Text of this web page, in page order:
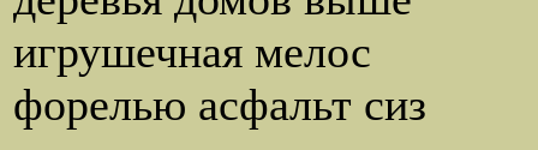
игрушечная мелос
форелью асфальт сиз